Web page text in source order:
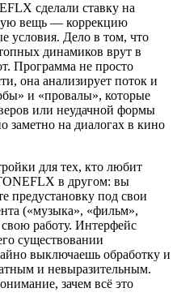
сделали ставку на
вещь — коррекцию
условия. Дело в том, что
динамиков врут в
Программа не просто
она анализирует поток и
и «провалы», которые
или неудачной формы
заметно на диалогах в кино
для тех, кто любит
в другом: вы
предустановку под свои
(«музыка», «фильм»,
свою работу. Интерфейс
существовании
выключаешь обработку и
и невыразительным.
зачем всё это